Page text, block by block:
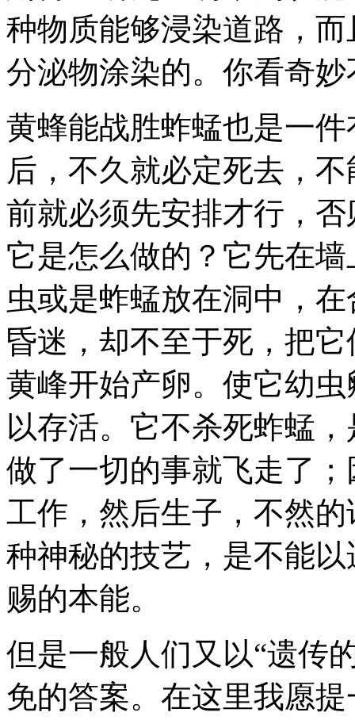
种物质能够浸染道路，
分泌物涂染的。你看奇
黄蜂能战胜蚱蜢也是一
后，不久就必定死去，
前就必须先安排才行，
它是怎么做的？它先在
虫或是蚱蜢放在洞中，
昏迷，却不至于死，把
黄峰开始产卵。使它幼
以存活。它不杀死蚱蜢
做了一切的事就飞走了
工作，然后生子，不然
种神秘的技艺，是不能
赐的本能。
但是一般人们又以“遗传
免的答案。在这里我愿